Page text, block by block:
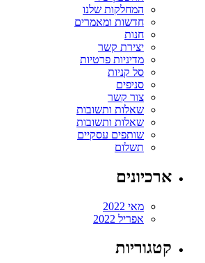
המחלקות שלנו
חדשות ומאמרים
חנות
יצירת קשר
מדיניות פרטיות
סל קניות
סניפים
צור קשר
שאלות ותשובות
שאלות ותשובות
שותפים עסקיים
תשלום
ארכיונים
מאי 2022
אפריל 2022
קטגוריות